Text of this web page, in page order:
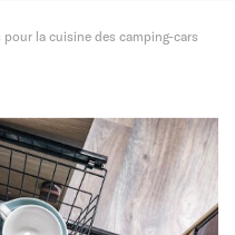
la cuisine des camping-cars